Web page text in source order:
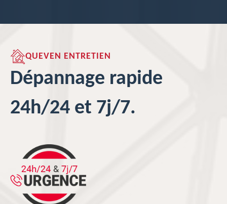
QUEVEN ENTRETIEN
Dépannage rapide
24h/24 et 7j/7.